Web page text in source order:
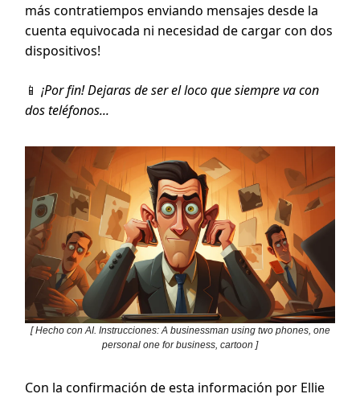
más contratiempos enviando mensajes desde la
cuenta equivocada ni necesidad de cargar con dos
dispositivos!
📱 ¡Por fin! Dejaras de ser el loco que siempre va con
dos teléfonos...
[ Hecho con AI. Instrucciones: A businessman using two phones, one
personal one for business, cartoon ]
Con la confirmación de esta información por Ellie